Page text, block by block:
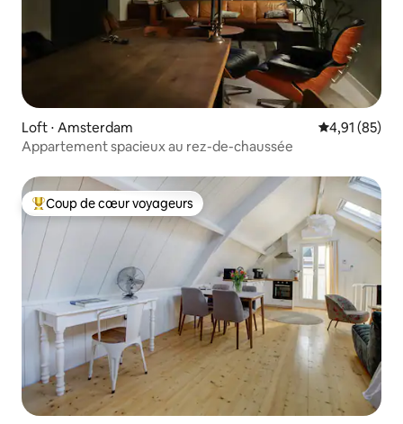
Loft ⋅ Amsterdam Évaluation
4,91 (85)
Appartement spacieux au rez-de-chaussée
Coups de cœur voyageurs les plus appréciés
Coup de cœur voyageurs